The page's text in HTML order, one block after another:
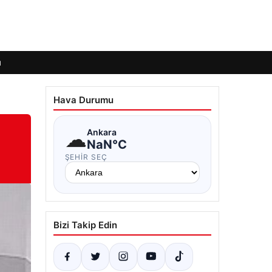
Hava Durumu
☁Ankara
NaN°C
ŞEHIR SEÇ
Bizi Takip Edin